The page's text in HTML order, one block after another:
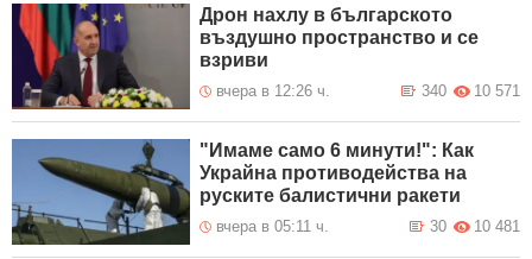
Дрон нахлу в българското
въздушно пространство и се
взриви
вчера в 12:26 ч. 10 571
340
"Имаме само 6 минути!": Как
Украйна противодейства на
руските балистични ракети
вчера в 05:11 ч. 10 481
30